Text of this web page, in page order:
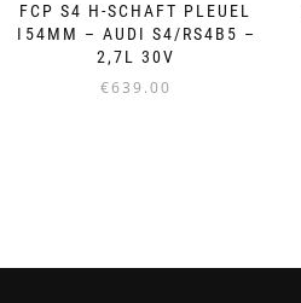
FCP S4 H-SCHAFT PLEUEL
154MM – AUDI S4/RS4B5 –
2,7L 30V
€639.00